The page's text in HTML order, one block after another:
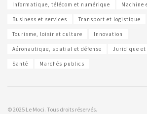
Informatique, télécom et numérique Machine
Business et services Transport et logistique
Tourisme, loisir et culture Innovation
Aéronautique, spatial et défense Juridique et
Santé Marchés publics
© 2025 Le Moci. Tous droits réservés.